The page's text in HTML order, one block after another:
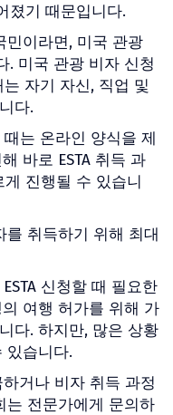
졌기 때문입니다.
민이라면, 미국 관광
. 미국 관광 비자 신청
는 자기 자신, 직업 및
다.
때는 온라인 양식을 제
바로 ESTA 취득 과
게 진행될 수 있습니
를 취득하기 위해 최대
신청할 때 필요한
여행 허가를 위해 가
다. 하지만, 많은 상황
있습니다.
거나 비자 취득 과정
는 전문가에게 문의하